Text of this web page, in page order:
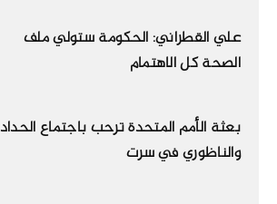
علي القطراني: الحكومة ستولي ملف
الصحة كل الاهتمام
بعثة الأمم المتحدة ترحب باجتماع الحداد
والناظوري في سرت